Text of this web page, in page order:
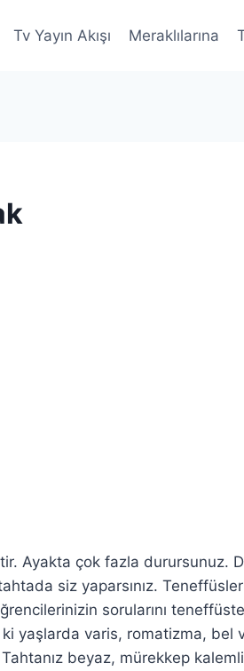
Tv Yayın Akışı Meraklılarına
Ayakta çok fazla durursunuz.
siz yaparsınız.
sorularını teneffüste
ki yaşlarda varis, romatizma, bel
beyaz, mürekkep